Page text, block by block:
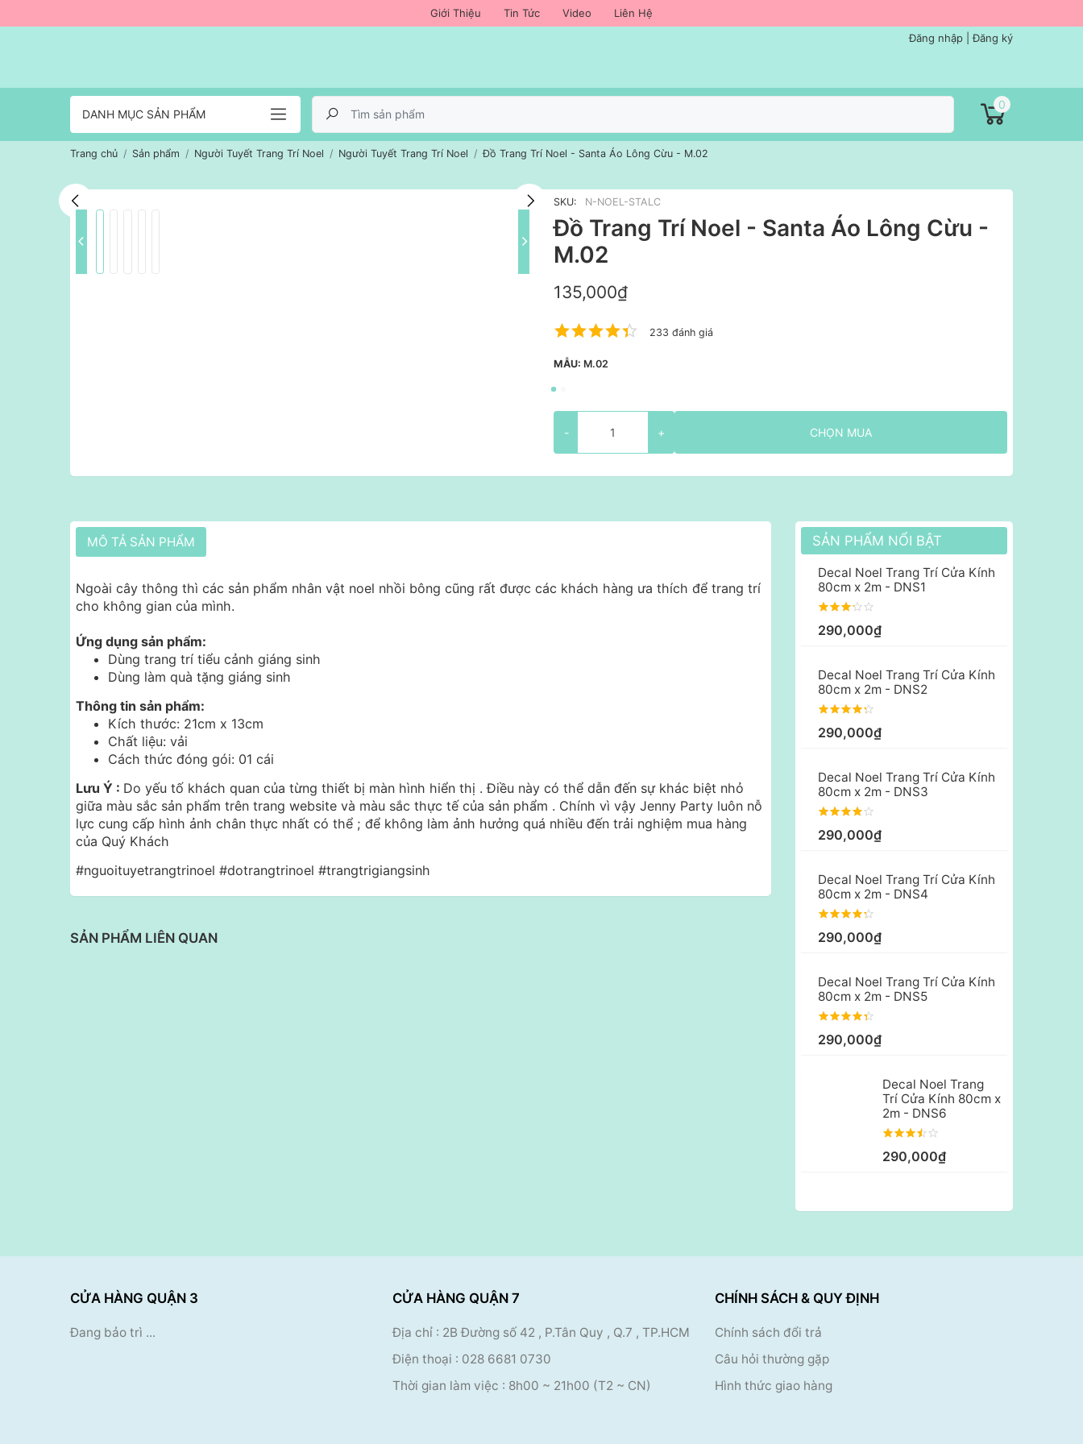
Giới Thiệu Tin Tức Video
Liên Hệ
Đăng nhập |Đăng ký
DANH MỤC SẢN PHẨM
0
Trang chủ Sản phẩm Người Tuyết Trang Trí Noel Người Tuyết Trang Trí Noel Đồ Trang Trí Noel - Santa Áo Lông Cừu - M.02
SKU: N-NOEL-STALC
Đồ Trang Trí Noel - Santa Áo Lông Cừu -
M.02
135,000₫
233 đánh giá
MẪU: M.02
- + CHỌN MUA
MÔ TẢ SẢN PHẨM
Ngoài cây thông thì các sản phẩm nhân vật noel nhồi bông cũng rất được các khách hàng ưa thích để trang trí
cho không gian của mình.
Ứng dụng sản phẩm:
Dùng trang trí tiểu cảnh giáng sinh
Dùng làm quà tặng giáng sinh
Thông tin sản phẩm:
Kích thước: 21cm x 13cm
Chất liệu: vải
Cách thức đóng gói: 01 cái
Lưu Ý : Do yếu tố khách quan của từng thiết bị màn hình hiển thị . Điều này có thể dẫn đến sự khác biệt nhỏ
giữa màu sắc sản phẩm trên trang website và màu sắc thực tế của sản phẩm . Chính vì vậy Jenny Party luôn nỗ
lực cung cấp hình ảnh chân thực nhất có thể ; để không làm ảnh hưởng quá nhiều đến trải nghiệm mua hàng
của Quý Khách
#nguoituyetrangtrinoel #dotrangtrinoel #trangtrigiangsinh
SẢN PHẨM LIÊN QUAN
SẢN PHẨM NỔI BẬT
Decal Noel Trang Trí Cửa Kính
80cm x 2m - DNS1
290,000₫
Decal Noel Trang Trí Cửa Kính
80cm x 2m - DNS2
290,000₫
Decal Noel Trang Trí Cửa Kính
80cm x 2m - DNS3
290,000₫
Decal Noel Trang Trí Cửa Kính
80cm x 2m - DNS4
290,000₫
Decal Noel Trang Trí Cửa Kính
80cm x 2m - DNS5
290,000₫
Decal Noel Trang
Trí Cửa Kính 80cm x
2m - DNS6
290,000₫
CỬA HÀNG QUẬN 3
Đang bảo trì ...
CỬA HÀNG QUẬN 7
Địa chỉ : 2B Đường số 42 , P.Tân Quy , Q.7 , TP.HCM
Điện thoại : 028 6681 0730
Thời gian làm việc : 8h00 ~ 21h00 (T2 ~ CN)
CHÍNH SÁCH & QUY ĐỊNH
Chính sách đổi trả
Câu hỏi thường gặp
Hình thức giao hàng